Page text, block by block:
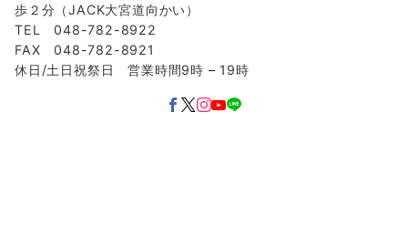
歩２分（JACK大宮道向かい）
TEL 048-782-8922
FAX 048-782-8921
休日/土日祝祭日 営業時間9時 – 19時